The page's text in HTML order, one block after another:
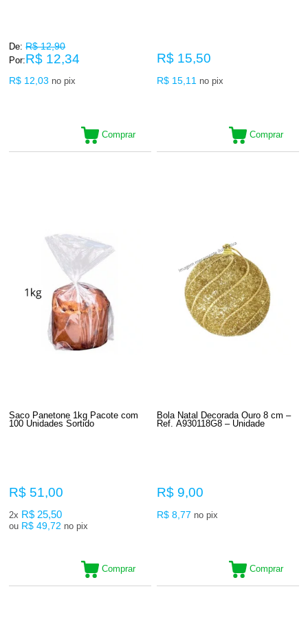
De: R$ 12,90
Por:R$ 12,34
R$ 12,03 no pix
Comprar
R$ 15,50
R$ 15,11 no pix
Comprar
Saco Panetone 1kg Pacote com
100 Unidades Sortido
R$ 51,00
2x R$ 25,50
ou R$ 49,72 no pix
Comprar
Bola Natal Decorada Ouro 8 cm –
Ref. A930118G8 – Unidade
R$ 9,00
R$ 8,77 no pix
Comprar